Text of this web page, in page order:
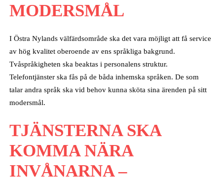
MODERSMÅL
I Östra Nylands välfärdsområde ska det vara möjligt att få service
av hög kvalitet oberoende av ens språkliga bakgrund.
Tvåspråkigheten ska beaktas i personalens struktur.
Telefontjänster ska fås på de båda inhemska språken. De som
talar andra språk ska vid behov kunna sköta sina ärenden på sitt
modersmål.
TJÄNSTERNA SKA
KOMMA NÄRA
INVÅNARNA –